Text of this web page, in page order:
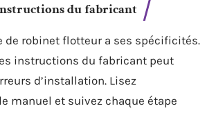
du fabricant
de robinet flotteur a ses spécificités.
instructions du fabricant peut
d’installation. Lisez
manuel et suivez chaque étape